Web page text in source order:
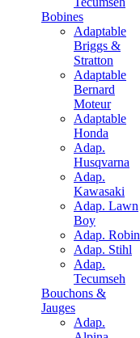
Bobines
Adaptable
Briggs &
Stratton
Adaptable
Bernard
Moteur
Adaptable
Honda
Adap.
Husqvarna
Adap.
Kawasaki
Adap. Lawn
Boy
Adap. Robin
Adap. Stihl
Adap.
Tecumseh
Bouchons &
Jauges
Adap.